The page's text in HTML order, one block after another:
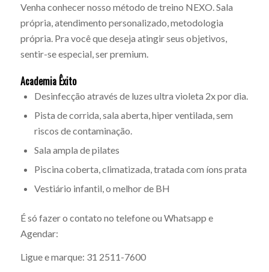
Venha conhecer nosso método de treino NEXO. Sala
própria, atendimento personalizado, metodologia
própria. Pra você que deseja atingir seus objetivos,
sentir-se especial, ser premium.
Academia Êxito
Desinfecção através de luzes ultra violeta 2x por dia.
Pista de corrida, sala aberta, hiper ventilada, sem
riscos de contaminação.
Sala ampla de pilates
Piscina coberta, climatizada, tratada com íons prata
Vestiário infantil, o melhor de BH
É só fazer o contato no telefone ou Whatsapp e
Agendar:
Ligue e marque: 31 2511-7600